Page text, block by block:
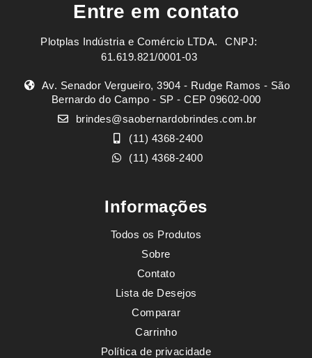
Entre em contato
Plotplas Indústria e Comércio LTDA. ㅤㅤㅤ CNPJ:
61.619.821/0001-03
Av. Senador Vergueiro, 3904 - Rudge Ramos - São
Bernardo do Campo - SP - CEP 09602-000
brindes@saobernardobrindes.com.br
(11) 4368-2400
(11) 4368-2400
Informações
Todos os Produtos
Sobre
Contato
Lista de Desejos
Comparar
Carrinho
Política de privacidade